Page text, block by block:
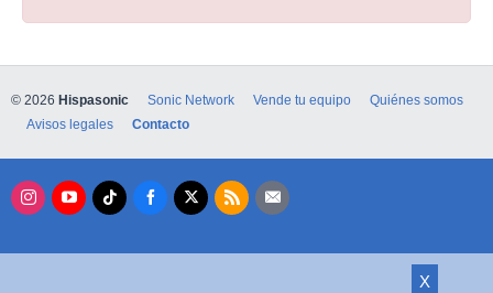
X
© 2026 Hispasonic Sonic Network Vende tu equipo
Quiénes somos
Avisos legales
Contacto